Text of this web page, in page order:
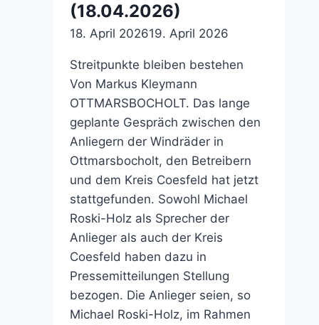
(18.04.2026)
18. April 202619. April 2026
Streitpunkte bleiben bestehen
Von Markus Kleymann
OTTMARSBOCHOLT. Das lange
geplante Gespräch zwischen den
Anliegern der Windräder in
Ottmarsbocholt, den Betreibern
und dem Kreis Coesfeld hat jetzt
stattgefunden. Sowohl Michael
Roski-Holz als Sprecher der
Anlieger als auch der Kreis
Coesfeld haben dazu in
Pressemitteilungen Stellung
bezogen. Die Anlieger seien, so
Michael Roski-Holz, im Rahmen